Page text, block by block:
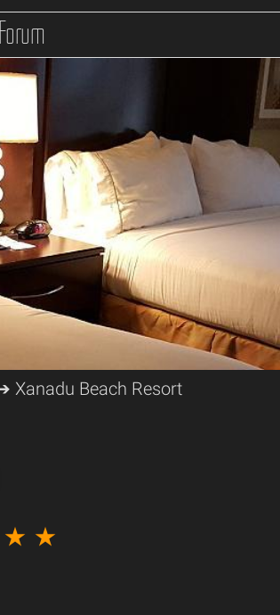
Forum
Xanadu Beach Resort